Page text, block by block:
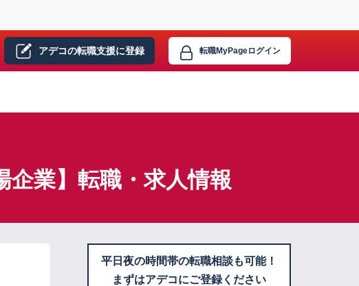
アデコの転職支援に登録 転職MyPageログイン
企業】転職・求人情報
平日夜の時間帯の転職相談も可能！
まずはアデコにご登録ください